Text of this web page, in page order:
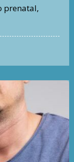
prenatal,